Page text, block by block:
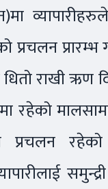
प्रचलन
राखी ऋण
रहेको